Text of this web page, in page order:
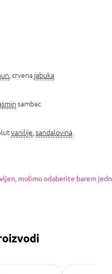
, crvena jabuka
sambac
vanilije sandalovina
molimo odaberite barem